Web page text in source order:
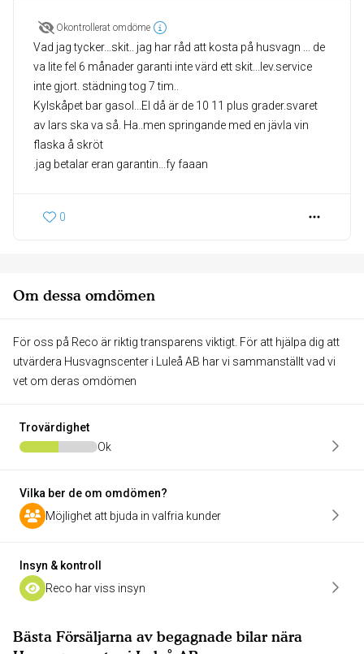
Om dessa omdömen
För oss på Reco är riktig transparens viktigt. För att hjälpa dig att
utvärdera Husvagnscenter i Luleå AB har vi sammanställt vad vi
vet om deras omdömen
Trovärdighet
Ok
Vilka ber de om omdömen?
Möjlighet att bjuda in valfria kunder
Insyn & kontroll
Reco har viss insyn
Bästa Försäljarna av begagnade bilar nära
Okontrollerat omdöme
Vad jag tycker...skit.. jag har råd att kosta på husvagn ... de
va lite fel 6 månader garanti inte värd ett skit...lev.service
inte gjort. städning tog 7 tim..
Kylskåpet bar gasol...El då är de 10 11 plus grader.svaret
av lars ska va så. Ha..men springande med en jävla vin
flaska å skröt
.jag betalar eran garantin...fy faaan
0